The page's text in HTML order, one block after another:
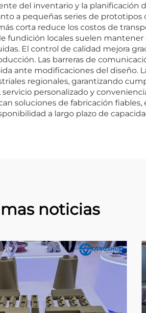
del inventario y la planificación
a pequeñas series de prototipos
corta reduce los costos de
fundición locales suelen
El control de calidad mejora
Las barreras de
ante modificaciones del diseño.
regionales, garantizando
personalizado y
soluciones de fabricación fiables,
a largo plazo de
noticias